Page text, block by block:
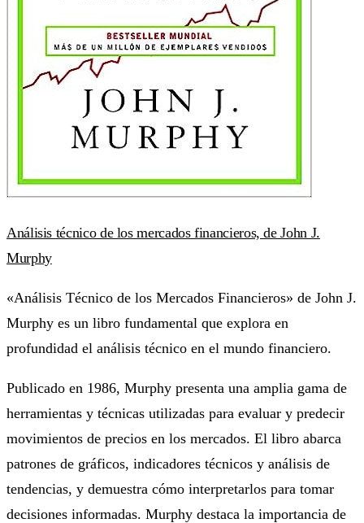
Análisis técnico de los mercados financieros, de John J.
Murphy
«Análisis Técnico de los Mercados Financieros» de John J.
Murphy es un libro fundamental que explora en
profundidad el análisis técnico en el mundo financiero.
Publicado en 1986, Murphy presenta una amplia gama de
herramientas y técnicas utilizadas para evaluar y predecir
movimientos de precios en los mercados. El libro abarca
patrones de gráficos, indicadores técnicos y análisis de
tendencias, y demuestra cómo interpretarlos para tomar
decisiones informadas. Murphy destaca la importancia de